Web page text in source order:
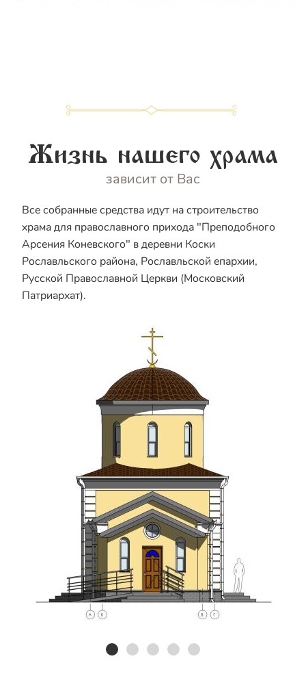
Жизнь нашего храма
зависит от Вас
Все собранные средства идут на строительство
храма для православного прихода "Преподобного
Арсения Коневского" в деревни Коски
Рославльского района, Рославльской епархии,
Русской Православной Церкви (Московский
Патриархат).